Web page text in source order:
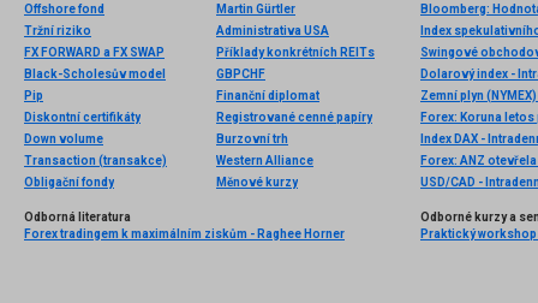
Offshore fond
Tržní riziko
FX FORWARD a FX SWAP
Black-Scholesův model
Pip
Diskontní certifikáty
Down volume
Transaction (transakce)
Obligační fondy
Martin Gürtler
Administrativa USA
Příklady konkrétních REITs
GBPCHF
Finanční diplomat
Registrované cenné papíry
Burzovní trh
Western Alliance
Měnové kurzy
Index
Swingové
Dolarový index -
Zemní plyn
Index DAX -
Forex: ANZ
USD/CAD -
Odborná literatura
Forex tradingem k maximálním ziskům - Raghee Horner
Odborné kurzy a